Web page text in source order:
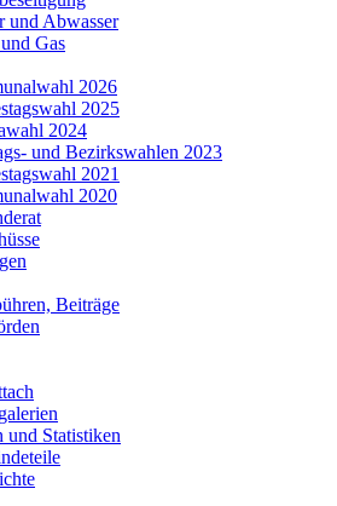
und Abwasser
Gas
2026
2025
2024
und Bezirkswahlen 2023
2021
2020
Beiträge
und Statistiken